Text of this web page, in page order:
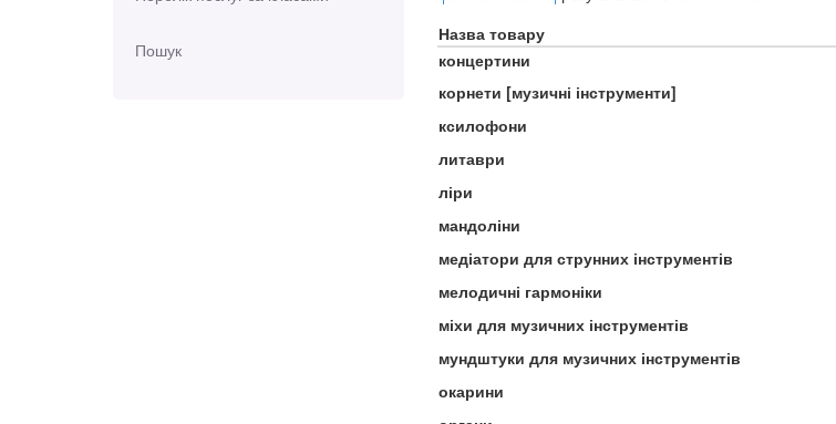
Пошук
Назва товару
концертини
корнети [музичні інструменти]
ксилофони
литаври
ліри
мандоліни
медіатори для струнних інструментів
мелодичні гармоніки
міхи для музичних інструментів
мундштуки для музичних інструментів
окарини